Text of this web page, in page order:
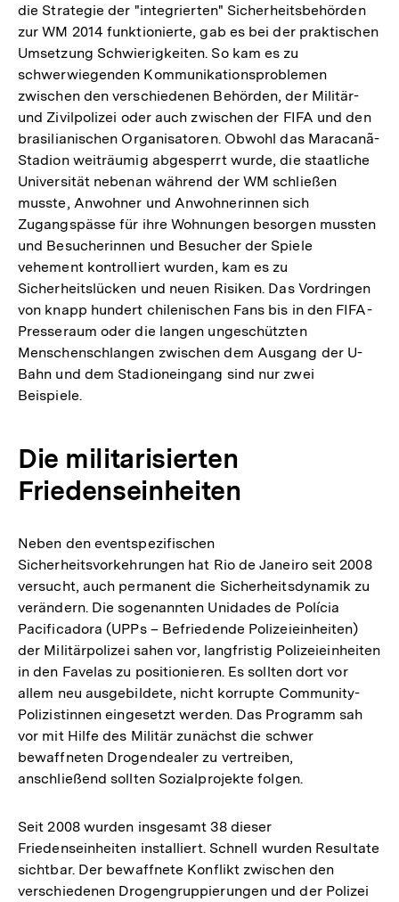
die Strategie der "integrierten" Sicherheitsbehörden
zur WM 2014 funktionierte, gab es bei der praktischen
Umsetzung Schwierigkeiten. So kam es zu
schwerwiegenden Kommunikationsproblemen
zwischen den verschiedenen Behörden, der Militär-
und Zivilpolizei oder auch zwischen der FIFA und den
brasilianischen Organisatoren. Obwohl das Maracanã-
Stadion weiträumig abgesperrt wurde, die staatliche
Universität nebenan während der WM schließen
musste, Anwohner und Anwohnerinnen sich
Zugangspässe für ihre Wohnungen besorgen mussten
und Besucherinnen und Besucher der Spiele
vehement kontrolliert wurden, kam es zu
Sicherheitslücken und neuen Risiken. Das Vordringen
von knapp hundert chilenischen Fans bis in den FIFA-
Presseraum oder die langen ungeschützten
Menschenschlangen zwischen dem Ausgang der U-
Bahn und dem Stadioneingang sind nur zwei
Beispiele.
Die militarisierten
Friedenseinheiten
Neben den eventspezifischen
Sicherheitsvorkehrungen hat Rio de Janeiro seit 2008
versucht, auch permanent die Sicherheitsdynamik zu
verändern. Die sogenannten Unidades de Polícia
Pacificadora (UPPs – Befriedende Polizeieinheiten)
der Militärpolizei sahen vor, langfristig Polizeieinheiten
in den Favelas zu positionieren. Es sollten dort vor
allem neu ausgebildete, nicht korrupte Community-
Polizistinnen eingesetzt werden. Das Programm sah
vor mit Hilfe des Militär zunächst die schwer
bewaffneten Drogendealer zu vertreiben,
anschließend sollten Sozialprojekte folgen.
Seit 2008 wurden insgesamt 38 dieser
Friedenseinheiten installiert. Schnell wurden Resultate
sichtbar. Der bewaffnete Konflikt zwischen den
verschiedenen Drogengruppierungen und der Polizei